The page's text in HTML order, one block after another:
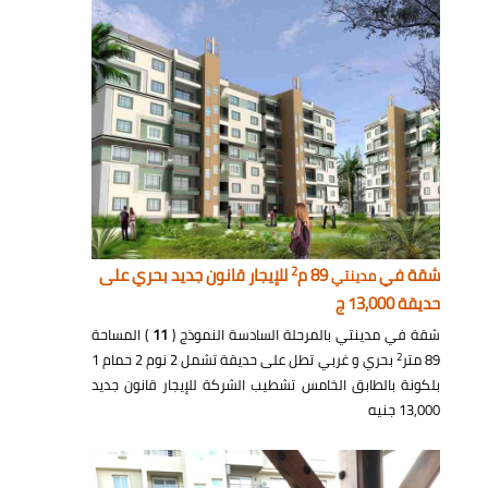
شقة فيمدينتي89 م 2للإيجار قانون جديد بحري على
حديقة 13,000 ج
شقة في مدينتي بالمرحلة السادسة النموذج ( 11 ) المساحة
89 متر
2
بحري و غربي تطل على حديقة تشمل 2 نوم 2 حمام 1
بلكونة بالطابق الخامس تشطيب الشركة للإيجار قانون جديد
13,000 جنيه